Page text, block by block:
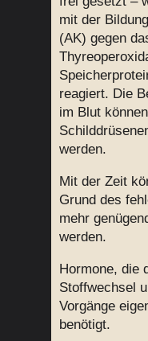
mit der
(AK) gegen
reagiert. Die
im Blut
werden.
Mit der Zeit
Grund des
mehr
werden.
Hormone, die
Stoffwechsel
Vorgänge
benötigt.